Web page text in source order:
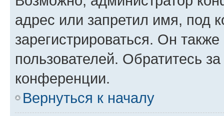
адрес или запретил имя, под
зарегистрироваться. Он
пользователей. Обратитесь
конференции.
Вернуться к началу